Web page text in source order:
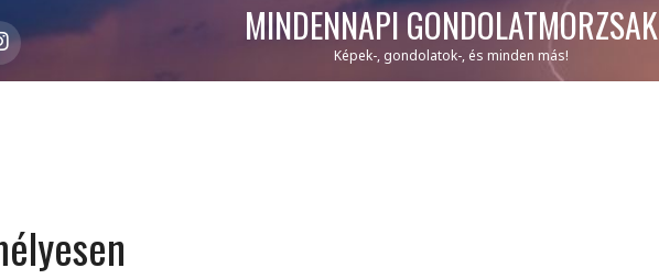
MINDENNAPI GONDOLATMORZSÁK
Képek-, gondolatok-, és minden más!